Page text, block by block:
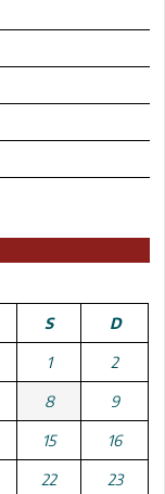
S D
1 2
8 9
15 16
22 23